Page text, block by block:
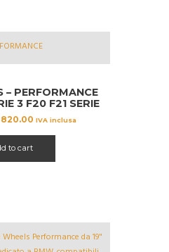
– PERFORMANCE
3 F20 F21 SERIE
5 F10
Il
è:
€ 820.00.
IVA inclusa
to cart